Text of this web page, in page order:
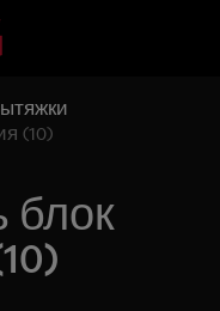
(10)
блок